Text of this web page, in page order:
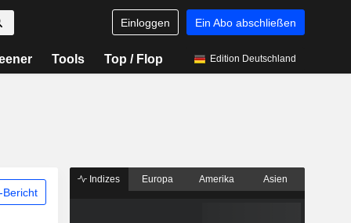
Einloggen Ein Abo abschließen
Tools Top / Flop Edition Deutschland
Bericht
Indizes Europa Amerika Asien